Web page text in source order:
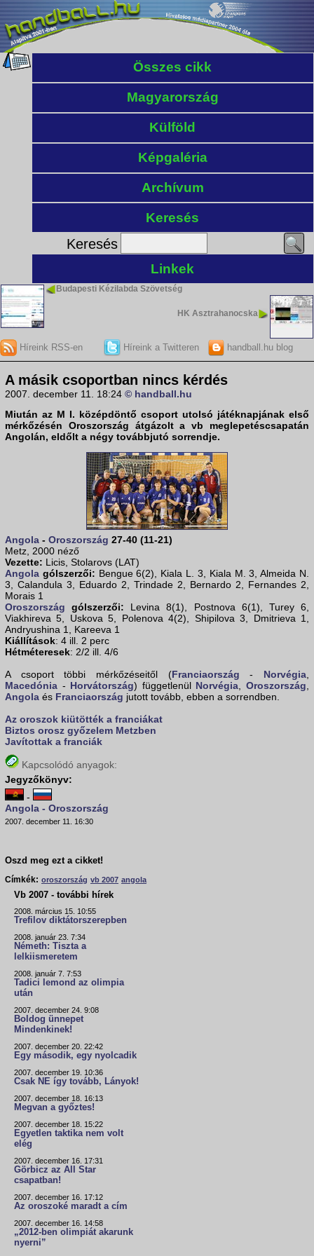
Összes cikk
Magyarország
Külföld
Képgaléria
Archívum
Keresés
Keresés
Linkek
Budapesti Kézilabda Szövetség
HK Asztrahanocska
Híreink RSS-en Híreink a Twitteren handball.hu blog
A másik csoportban nincs kérdés
2007. december 11. 18:24 © handball.hu
Miután az M I. középdöntő csoport utolsó játéknapjának első
mérkőzésén Oroszország átgázolt a vb meglepetéscsapatán
Angolán, eldőlt a négy továbbjutó sorrendje.
Angola - Oroszország 27-40 (11-21)
Metz, 2000 néző
Vezette: Licis, Stolarovs (LAT)
Angola gólszerzői: Bengue 6(2), Kiala L. 3, Kiala M. 3, Almeida N.
3, Calandula 3, Eduardo 2, Trindade 2, Bernardo 2, Fernandes 2,
Morais 1
Oroszország gólszerzői: Levina 8(1), Postnova 6(1), Turey 6,
Viakhireva 5, Uskova 5, Polenova 4(2), Shipilova 3, Dmitrieva 1,
Andryushina 1, Kareeva 1
Kiállítások: 4 ill. 2 perc
Hétméteresek: 2/2 ill. 4/6
A csoport többi mérkőzéseitől (Franciaország - Norvégia,
Macedónia - Horvátország) függetlenül Norvégia,Oroszország,
Angola és Franciaország jutott tovább, ebben a sorrendben.
Az oroszok kiütötték a franciákat
Biztos orosz győzelem Metzben
Javítottak a franciák
Kapcsolódó anyagok:
Jegyzőkönyv:
-
Angola - Oroszország
2007. december 11. 16:30
Oszd meg ezt a cikket!
Címkék: oroszország vb 2007 angola
Vb 2007 - további hírek
2008. március 15. 10:55
Trefilov diktátorszerepben
2008. január 23. 7:34
Németh: Tiszta a
lelkiismeretem
2008. január 7. 7:53
Tadici lemond az olimpia
után
2007. december 24. 9:08
Boldog ünnepet
Mindenkinek!
2007. december 20. 22:42
Egy második, egy nyolcadik
2007. december 19. 10:36
Csak NE így tovább, Lányok!
2007. december 18. 16:13
Megvan a győztes!
2007. december 18. 15:22
Egyetlen taktika nem volt
elég
2007. december 16. 17:31
Görbicz az All Star
csapatban!
2007. december 16. 17:12
Az oroszoké maradt a cím
2007. december 16. 14:58
„2012-ben olimpiát akarunk
nyerni”